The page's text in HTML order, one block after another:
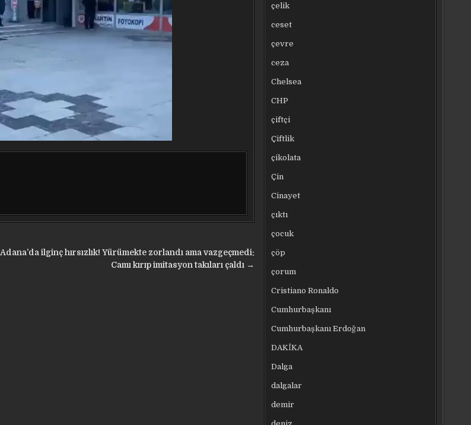
Adana’da ilginç hırsızlık! Yürümekte zorlandı ama vazgeçmedi:
Camı kırıp imitasyon takıları çaldı →
çelik
ceset
çevre
ceza
Chelsea
CHP
çiftçi
Çiftlik
çikolata
Çin
Cinayet
çıktı
çocuk
çöp
çorum
Cristiano Ronaldo
Cumhurbaşkanı
Cumhurbaşkanı Erdoğan
DAKİKA
Dalga
dalgalar
demir